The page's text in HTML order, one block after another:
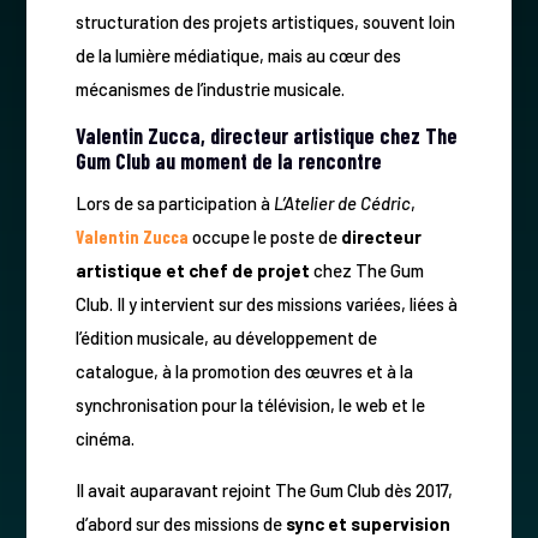
structuration des projets artistiques, souvent loin
de la lumière médiatique, mais au cœur des
mécanismes de l’industrie musicale.
Valentin Zucca, directeur artistique chez The
Gum Club au moment de la rencontre
Lors de sa participation à L’Atelier de Cédric,
Valentin Zucca occupe le poste de directeur
artistique et chef de projet chez The Gum
Club. Il y intervient sur des missions variées, liées à
l’édition musicale, au développement de
catalogue, à la promotion des œuvres et à la
synchronisation pour la télévision, le web et le
cinéma.
Il avait auparavant rejoint The Gum Club dès 2017,
d’abord sur des missions de sync et supervision